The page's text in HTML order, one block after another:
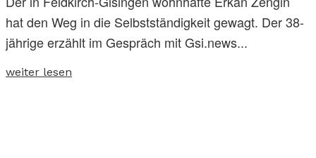
hat den Weg in die Selbstständigkeit gewagt. Der 38-
jährige erzählt im Gespräch mit Gsi.news...
weiter lesen